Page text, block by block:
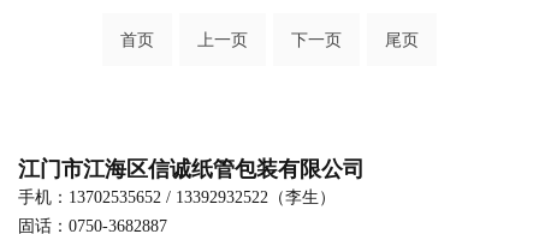
首页 上一页 下一页 尾页
江门市江海区信诚纸管包装有限公司
手机：13702535652 / 13392932522（李生）
固话：0750-3682887